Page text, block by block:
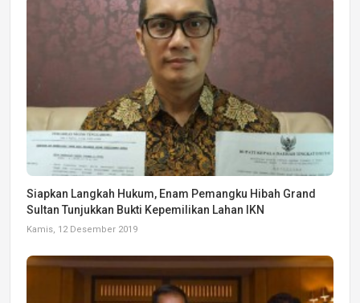
Siapkan Langkah Hukum, Enam Pemangku Hibah Grand
Sultan Tunjukkan Bukti Kepemilikan Lahan IKN
Kamis, 12 Desember 2019